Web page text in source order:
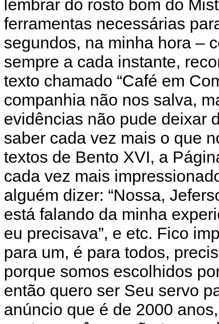
lembrar do rosto bom do
ferramentas necessárias
segundos, na minha hora –
sempre a cada instante,
texto chamado “Café em
companhia não nos salva,
evidências não pude deixar
saber cada vez mais o que
textos de Bento XVI, a
cada vez mais
alguém dizer: “Nossa,
está falando da minha
eu precisava”, e etc. Fico
para um, é para todos,
porque somos escolhidos
então quero ser Seu servo
anúncio que é de 2000